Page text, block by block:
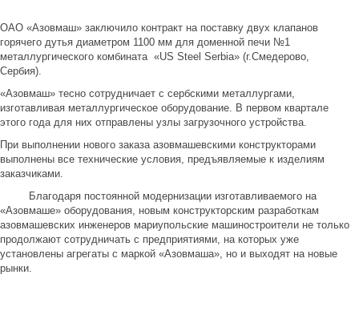
ОАО «Азовмаш» заключило контракт на поставку двух клапанов
горячего дутья диаметром 1100 мм для доменной печи №1
металлургического комбината «US Steel Serbia» (г.Смедерово,
Сербия).
«Азовмаш» тесно сотрудничает с сербскими металлургами,
изготавливая металлургическое оборудование. В первом квартале
этого года для них отправлены узлы загрузочного устройства.
При выполнении нового заказа азовмашевскими конструкторами
выполнены все технические условия, предъявляемые к изделиям
заказчиками.
Благодаря постоянной модернизации изготавливаемого на
«Азовмаше» оборудования, новым конструкторским разработкам
азовмашевских инженеров мариупольские машиностроители не только
продолжают сотрудничать с предприятиями, на которых уже
установлены агрегаты с маркой «Азовмаша», но и выходят на новые
рынки.